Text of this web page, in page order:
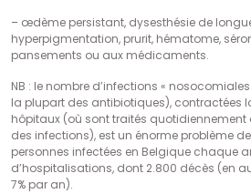
– œdème persistant, dysesthésie de
hyperpigmentation, prurit, hématome,
pansements ou aux médicaments.
NB : le nombre d’infections «
la plupart des antibiotiques), contractées
hôpitaux (où sont traités
des infections), est un énorme problème
personnes infectées en Belgique chaque
d’hospitalisations, dont 2.800 décès (en
7% par an).